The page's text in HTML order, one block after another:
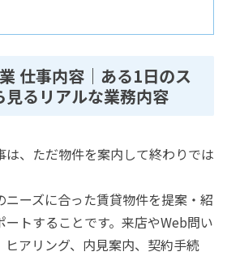
仕事内容｜ある1日のス
見るリアルな業務内容
は、ただ物件を案内して終わりでは
ニーズに合った賃貸物件を提案・紹
トすることです。来店やWeb問い
ヒアリング、内見案内、契約手続